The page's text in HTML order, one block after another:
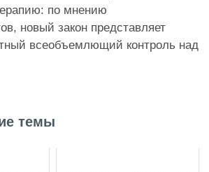
по мнению
новый закон представляет
всеобъемлющий контроль над
темы